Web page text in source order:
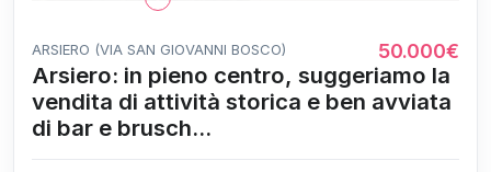
ARSIERO (VIA SAN GIOVANNI BOSCO) 50.000€
Arsiero: in pieno centro, suggeriamo la
vendita di attività storica e ben avviata
di bar e brusch...